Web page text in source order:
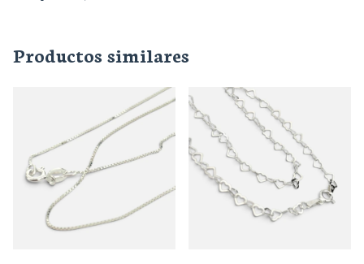
Productos similares